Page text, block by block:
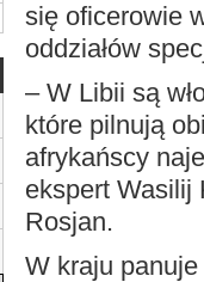
się oficerowie
oddziałów
– W Libii są
które pilnują
afrykańscy
ekspert Wasilij
Rosjan.
W kraju